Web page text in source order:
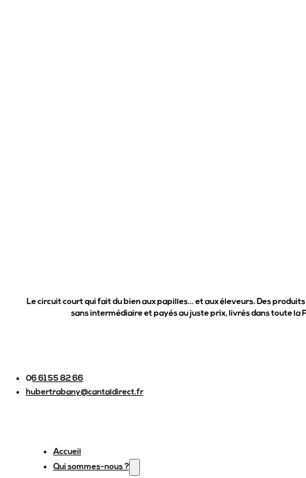
Le circuit court qui fait du bien aux papilles… et aux éleveurs. Des
sans intermédiaire et payés au juste prix, livrés dans toute la
06 61 55 82 66
hubertrabany@cantaldirect.fr
Accueil
Qui sommes-nous ?